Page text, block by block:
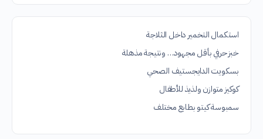
استكمال التخمير داخل الثلاجة
خبز حرفي بأقل مجهود… ونتيجة مذهلة
بسكويت الدايجستيف الصحي
كوكيز متوازن ولذيذ للأطفال
سمبوسة كيتو بطابع مختلف